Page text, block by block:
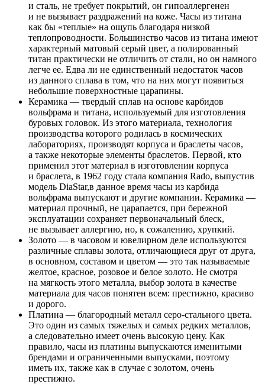
и сталь, не требует покрытий, он гипоаллергенен
и не вызывает раздражений на коже. Часы из титана
как бы «теплые» на ощупь благодаря низкой
теплопроводности. Большинство часов из титана имеют
характерный матовый серый цвет, а полированный
титан практически не отличить от стали, но он намного
легче ее. Едва ли не единственный недостаток часов
из данного сплава в том, что на них могут появиться
небольшие поверхностные царапины.
Керамика — твердый сплав на основе карбидов
вольфрама и титана, используемый для изготовления
буровых головок. Из этого материала, технология
производства которого родилась в космических
лабораториях, производят корпуса и браслеты часов,
а также некоторые элементы браслетов. Первой, кто
применил этот материал в изготовлении корпуса
и браслета, в 1962 году стала компания Rado, выпустив
модель DiaStar,в данное время часы из карбида
вольфрама выпускают и другие компании. Керамика —
материал прочный, не царапается, при бережной
эксплуатации сохраняет первоначальный блеск,
не вызывает аллергию, но, к сожалению, хрупкий.
Золото — в часовом и ювелирном деле используются
различные сплавы золота, отличающиеся друг от друга,
в основном, составом и цветом — это так называемые
желтое, красное, розовое и белое золото. Не смотря
на мягкость этого металла, выбор золота в качестве
материала для часов понятен всем: престижно, красиво
и дорого.
Платина — благородный металл серо-стального цвета.
Это один из самых тяжелых и самых редких металлов,
а следовательно имеет очень высокую цену. Как
правило, часы из платины выпускаются именитыми
брендами и ограниченными выпусками, поэтому
иметь их, также как в случае с золотом, очень
престижно.